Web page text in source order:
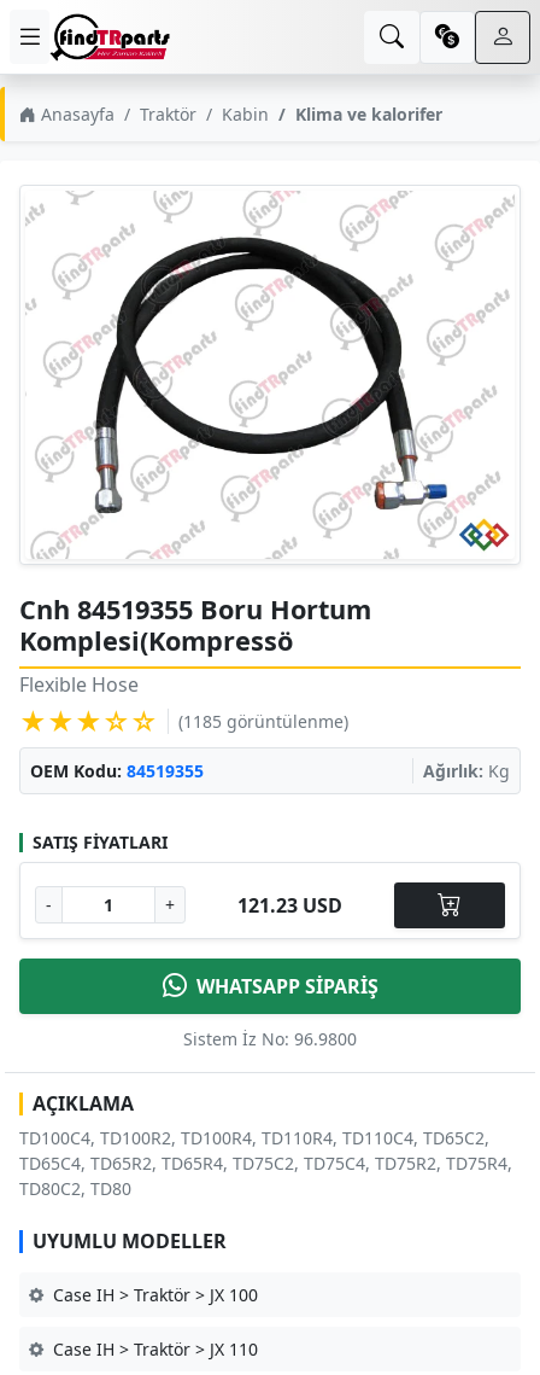
Anasayfa Traktör Kabin Klima ve kalorifer
Cnh 84519355 Boru Hortum
Komplesi(Kompressö
Flexible Hose
★★★☆☆ (1185 görüntülenme)
OEM Kodu: 84519355 Ağırlık: Kg
SATIŞ FIYATLARI
- + 121.23 USD
WHATSAPP SİPARİŞ
Sistem İz No: 96.9800
AÇIKLAMA
TD100C4, TD100R2, TD100R4, TD110R4, TD110C4, TD65C2,
TD65C4, TD65R2, TD65R4, TD75C2, TD75C4, TD75R2, TD75R4,
TD80C2, TD80
UYUMLU MODELLER
Case IH > Traktör > JX 100
Case IH > Traktör > JX 110